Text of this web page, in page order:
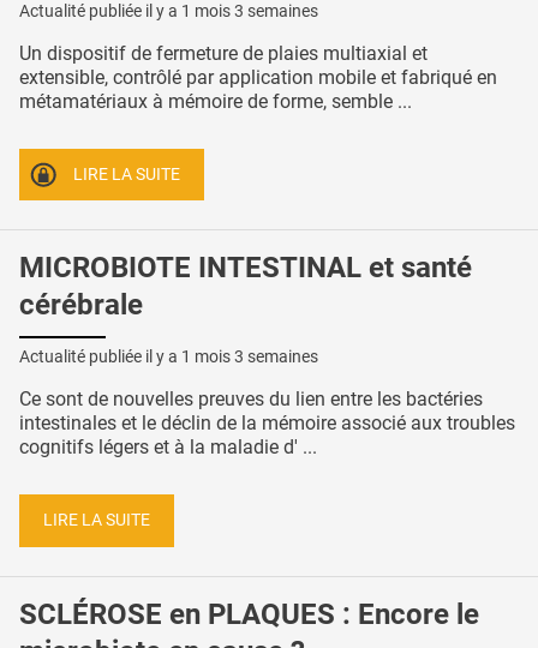
Actualité publiée il y a 1 mois 3 semaines
Un dispositif de fermeture de plaies multiaxial et
extensible, contrôlé par application mobile et fabriqué en
métamatériaux à mémoire de forme, semble ...
LIRE LA SUITE
MICROBIOTE INTESTINAL et santé
cérébrale
Actualité publiée il y a 1 mois 3 semaines
Ce sont de nouvelles preuves du lien entre les bactéries
intestinales et le déclin de la mémoire associé aux troubles
cognitifs légers et à la maladie d' ...
LIRE LA SUITE
SCLÉROSE en PLAQUES : Encore le